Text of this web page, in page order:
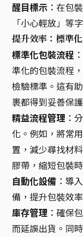
醒目標示 ：在包
「小心輕放」等
提升效率：標準
標準化包裝流程
準化的包裝流程
檢驗標準。這有
裹都得到妥善保護
精益流程管理 ：
化。例如，將常
置，減少尋找材
膠帶，縮短包裝
自動化設備 ：導
備，提升包裝效
庫存管理 ：確保
而延誤出貨。同